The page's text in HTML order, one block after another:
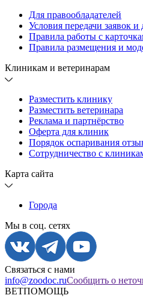
Для правообладателей
Условия передачи заявок
Правила работы с
Правила размещения и
Клиникам и ветеринарам
Разместить клинику
Разместить ветеринара
Реклама и партнёрство
Оферта для клиник
Порядок оспаривания
Сотрудничество с
Карта сайта
Города
Мы в соц. сетях
Связаться с нами
info@zoodoc.ruСообщить о
ВЕТПОМОЩЬ